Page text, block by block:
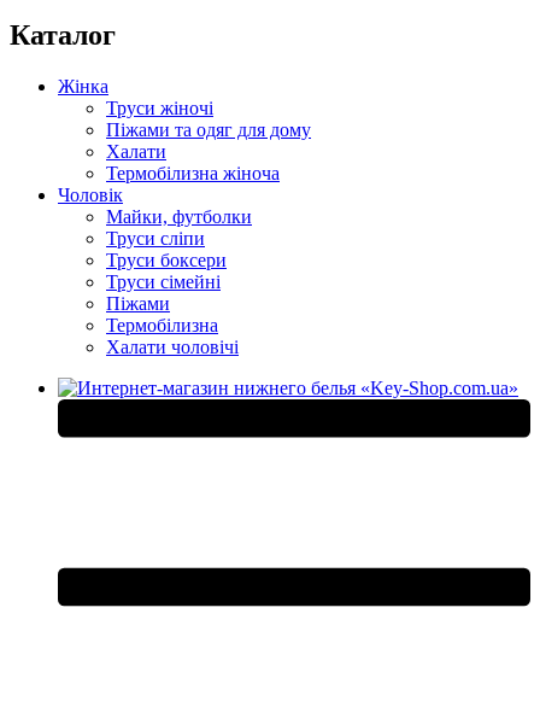
Каталог
Жінка
Труси жіночі
Піжами та одяг для дому
Халати
Термобілизна жіноча
Чоловік
Майки, футболки
Труси сліпи
Труси боксери
Труси сімейні
Піжами
Термобілизна
Халати чоловічі